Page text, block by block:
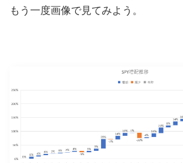
もう一度画像で見てみよう。